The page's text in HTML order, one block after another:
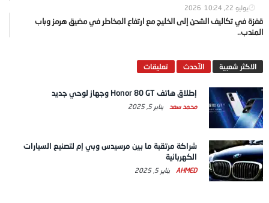
يوليو 22, 2026 10:24
قفزة في تكاليف الشحن إلى الخليج مع ارتفاع المخاطر في مضيق هرمز وباب
المندب..
الاكثر شعبية الآحدث تعليقات
إطلاق هاتف Honor 80 GT وجهاز لوحي جديد
محمد سعد يناير 5, 2025
شراكة مرتقبة ما بين مرسيدس وبي إم لتصنيع السيارات
الكهربائية
AHMED يناير 5, 2025